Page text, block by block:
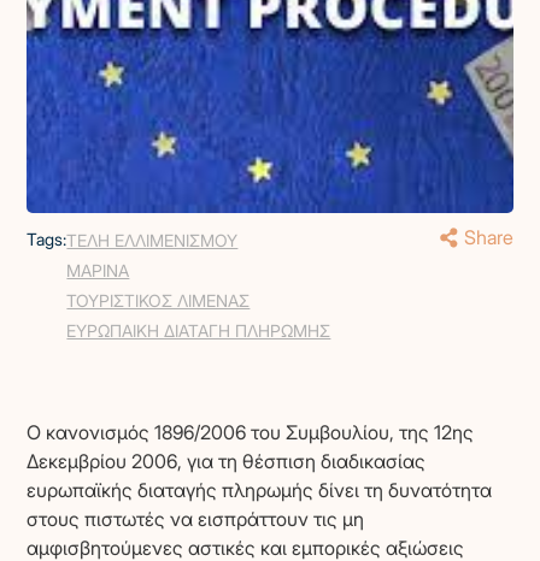
Tags:ΤΕΛΗ ΕΛΛΙΜΕΝΙΣΜΟΥ
ΜΑΡΙΝΑ
ΤΟΥΡΙΣΤΙΚΟΣ ΛΙΜΕΝΑΣ
ΕΥΡΩΠΑΙΚΗ ΔΙΑΤΑΓΗ ΠΛΗΡΩΜΗΣ
Share
Ο κανονισμός 1896/2006 του Συμβουλίου, της 12ης
Δεκεμβρίου 2006, για τη θέσπιση διαδικασίας
ευρωπαϊκής διαταγής πληρωμής δίνει τη δυνατότητα
στους πιστωτές να εισπράττουν τις μη
αμφισβητούμενες αστικές και εμπορικές αξιώσεις